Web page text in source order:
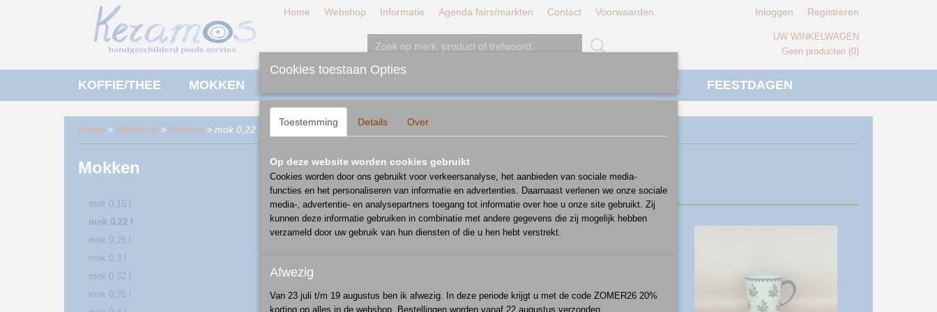
Home Webshop Informatie Agenda fairs/markten Contact Voorwaarden Inloggen Registreren
UW WINKELWAGEN
Geen producten (0)
Cookies toestaan Opties
Toestemming Details Over
Op deze website worden cookies gebruikt
Cookies worden door ons gebruikt voor verkeersanalyse, het aanbieden van sociale media-
functies en het personaliseren van informatie en advertenties. Daarnaast verlenen we onze sociale
media-, advertentie- en analysepartners toegang tot informatie over hoe u onze site gebruikt. Zij
kunnen deze informatie gebruiken in combinatie met andere gegevens die zij mogelijk hebben
verzameld door uw gebruik van hun diensten of die u hen hebt verstrekt.
Afwezig
Van 23 juli t/m 19 augustus ben ik afwezig. In deze periode krijgt u met de code ZOMER26 20%
korting op alles in de webshop. Bestellingen worden vanaf 22 augustus verzonden.
KOFFIE/THEE MOKKEN DIVERSEN FEESTDAGEN
Home > Webshop > Mokken > mok 0,22 l
Mokken
mok 0,15 l
mok 0,22 l
mok 0,25 l
mok 0,3 l
mok 0,32 l
mok 0,35 l
Sorteer op: